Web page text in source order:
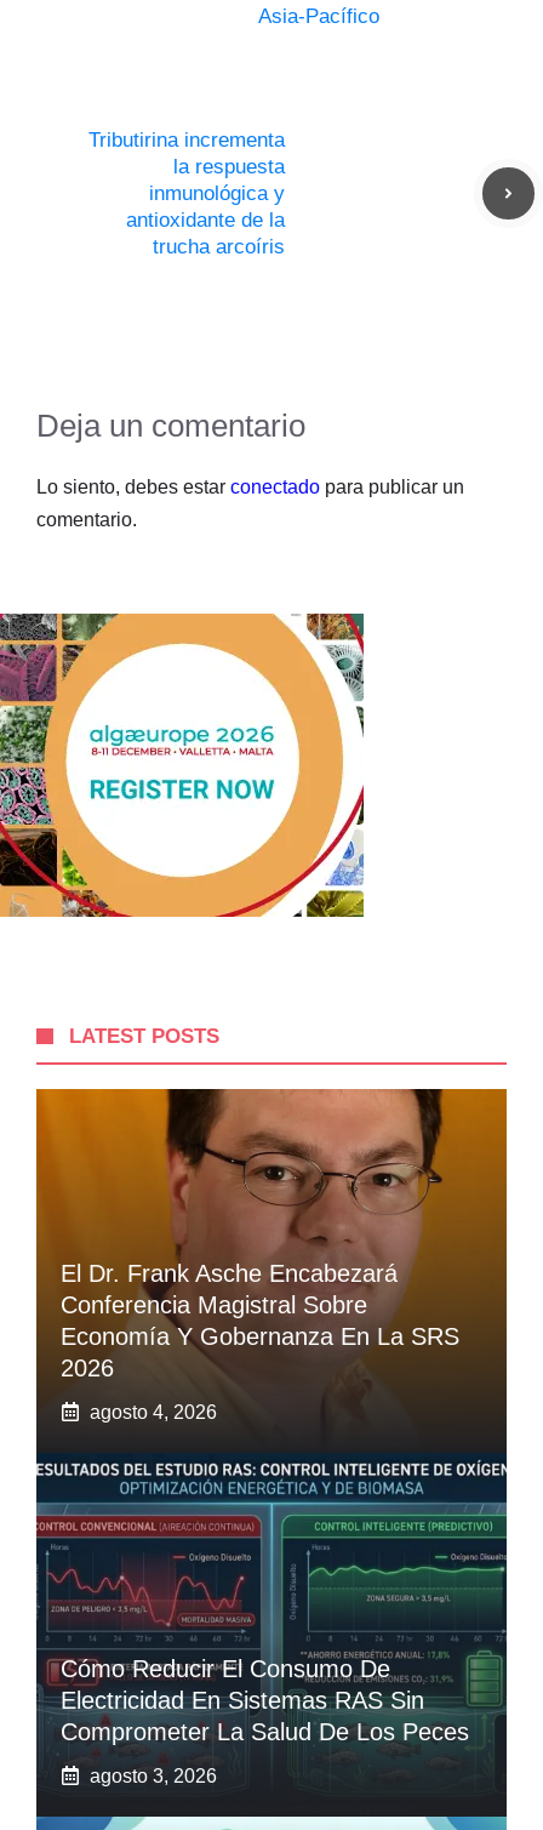
Asia-Pacífico
Tributirina incrementa
la respuesta
inmunológica y
antioxidante de la
trucha arcoíris
Deja un comentario
Lo siento, debes estar conectado para publicar un
comentario.
LATEST POSTS
El Dr. Frank Asche Encabezará
Conferencia Magistral Sobre
Economía Y Gobernanza En La SRS
2026
agosto 4, 2026
Cómo Reducir El Consumo De
Electricidad En Sistemas RAS Sin
Comprometer La Salud De Los Peces
agosto 3, 2026